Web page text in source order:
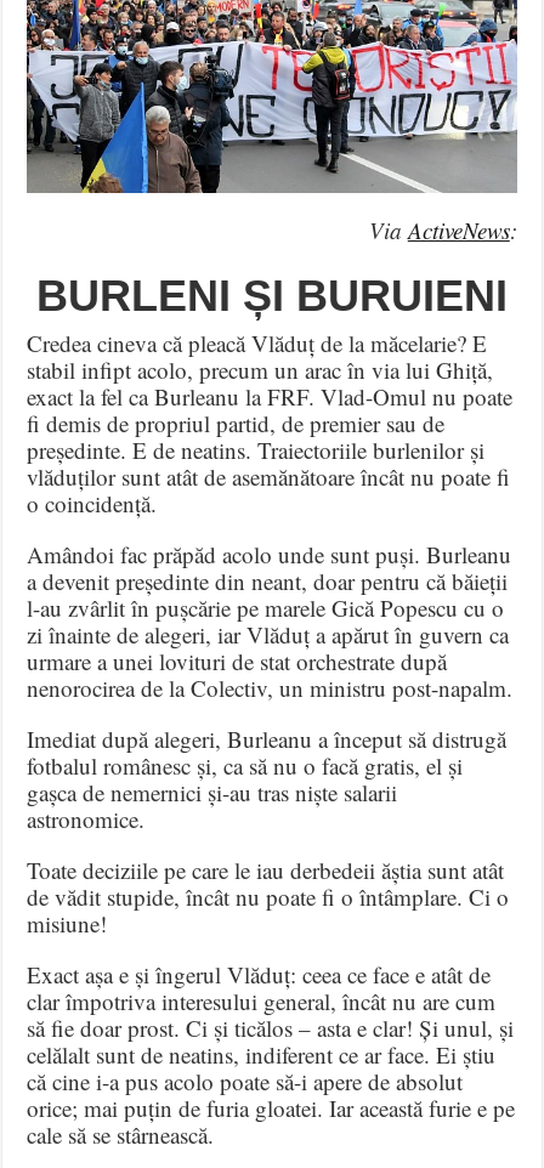
Via ActiveNews:
BURLENI ȘI BURUIENI
Credea cineva că pleacă Vlăduț de la măcelarie? E
stabil infipt acolo, precum un arac în via lui Ghiță,
exact la fel ca Burleanu la FRF. Vlad-Omul nu poate
fi demis de propriul partid, de premier sau de
președinte. E de neatins. Traiectoriile burlenilor și
vlăduților sunt atât de asemănătoare încât nu poate fi
o coincidență.
Amândoi fac prăpăd acolo unde sunt puși. Burleanu
a devenit președinte din neant, doar pentru că băieții
l-au zvârlit în pușcărie pe marele Gică Popescu cu o
zi înainte de alegeri, iar Vlăduț a apărut în guvern ca
urmare a unei lovituri de stat orchestrate după
nenorocirea de la Colectiv, un ministru post-napalm.
Imediat după alegeri, Burleanu a început să distrugă
fotbalul românesc și, ca să nu o facă gratis, el și
gașca de nemernici și-au tras niște salarii
astronomice.
Toate deciziile pe care le iau derbedeii ăștia sunt atât
de vădit stupide, încât nu poate fi o întâmplare. Ci o
misiune!
Exact așa e și îngerul Vlăduț: ceea ce face e atât de
clar împotriva interesului general, încât nu are cum
să fie doar prost. Ci și ticălos – asta e clar! Și unul, și
celălalt sunt de neatins, indiferent ce ar face. Ei știu
că cine i-a pus acolo poate să-i apere de absolut
orice; mai puțin de furia gloatei. Iar această furie e pe
cale să se stârnească.